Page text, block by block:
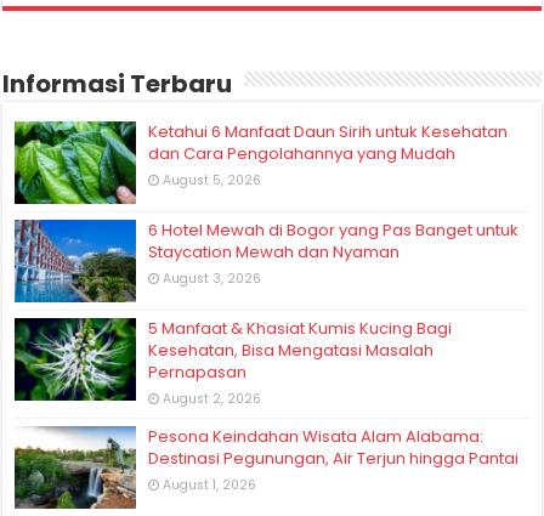
Informasi Terbaru
Ketahui 6 Manfaat Daun Sirih untuk Kesehatan
dan Cara Pengolahannya yang Mudah
August 5, 2026
6 Hotel Mewah di Bogor yang Pas Banget untuk
Staycation Mewah dan Nyaman
August 3, 2026
5 Manfaat & Khasiat Kumis Kucing Bagi
Kesehatan, Bisa Mengatasi Masalah
Pernapasan
August 2, 2026
Pesona Keindahan Wisata Alam Alabama:
Destinasi Pegunungan, Air Terjun hingga Pantai
August 1, 2026